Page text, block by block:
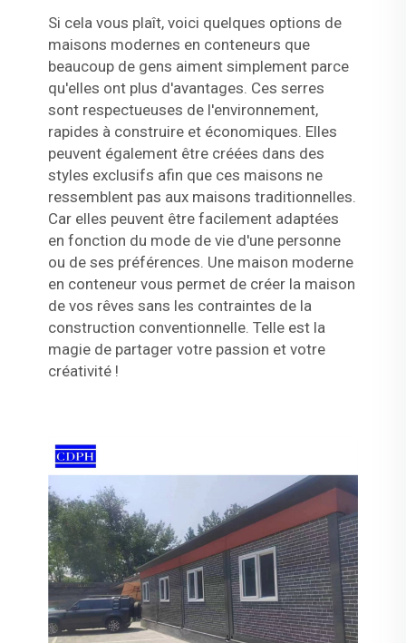
Si cela vous plaît, voici quelques options de
maisons modernes en conteneurs que
beaucoup de gens aiment simplement parce
qu'elles ont plus d'avantages. Ces serres
sont respectueuses de l'environnement,
rapides à construire et économiques. Elles
peuvent également être créées dans des
styles exclusifs afin que ces maisons ne
ressemblent pas aux maisons traditionnelles.
Car elles peuvent être facilement adaptées
en fonction du mode de vie d'une personne
ou de ses préférences. Une maison moderne
en conteneur vous permet de créer la maison
de vos rêves sans les contraintes de la
construction conventionnelle. Telle est la
magie de partager votre passion et votre
créativité !